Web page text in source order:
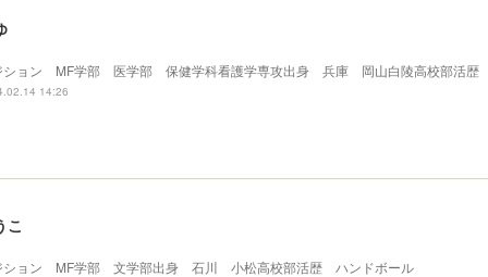
ション MF学部 医学部 保健学科看護学専攻出身 兵庫 岡山白陵高校部活
14:26
こ
ション MF学部 文学部出身 石川 小松高校部活歴 ハンドボール